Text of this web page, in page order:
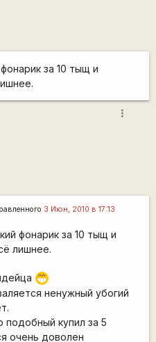
за 10 тыщ и
more_vert
3 Июн, 2010 в 17:13
фонарик за 10 тыщ и
лишнее.
;D
ненужный убогий
подобный купил за 5
очень доволен